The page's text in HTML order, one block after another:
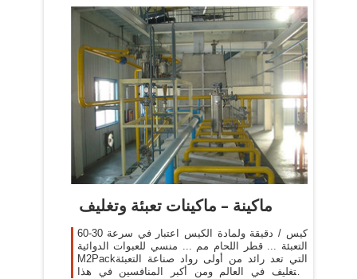
ماكينة – ماكينات تعبئة وتغليف
60-30 كيس / دقيقة ولمادة الكيس اعتبار في سرعة
التعبئة ... قطر اللحام مم ... منسي للعبوات الدوائية
M2Packالتي تعد رائد من أولى رواد صناعة التعبئة
والتغليف في العالم ومن أكبر المنافسين في هذا